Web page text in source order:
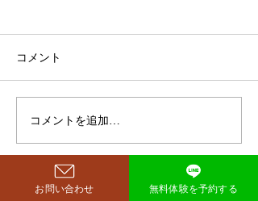
空気階段・鈴木もぐらさん
重123キロから85キロへ、マ
イナス38キロのダイエットに
す。 その劇的な変化にオード
リー・若林正恭さんも驚きを
見せており、SNSでも大きく
コメント
コメントを追加…
お問い合わせ 無料体験を予約する